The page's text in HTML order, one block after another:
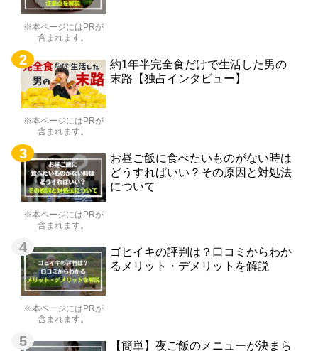
※本ページにはPRが
含まれます。
※本ページにはPRが
含まれます。
約1年半完全食だけで生活した男の
末路【独占インタビュー】
※本ページにはPRが
含まれます。
お昼ご飯に食べたいものがない時は
どうすればいい？その原因と対処法
について
※本ページにはPRが
含まれます。
ゴヒイキの評判は？口コミからわか
るメリット・デメリットを解説
【簡単】夜ご飯のメニューが決まら